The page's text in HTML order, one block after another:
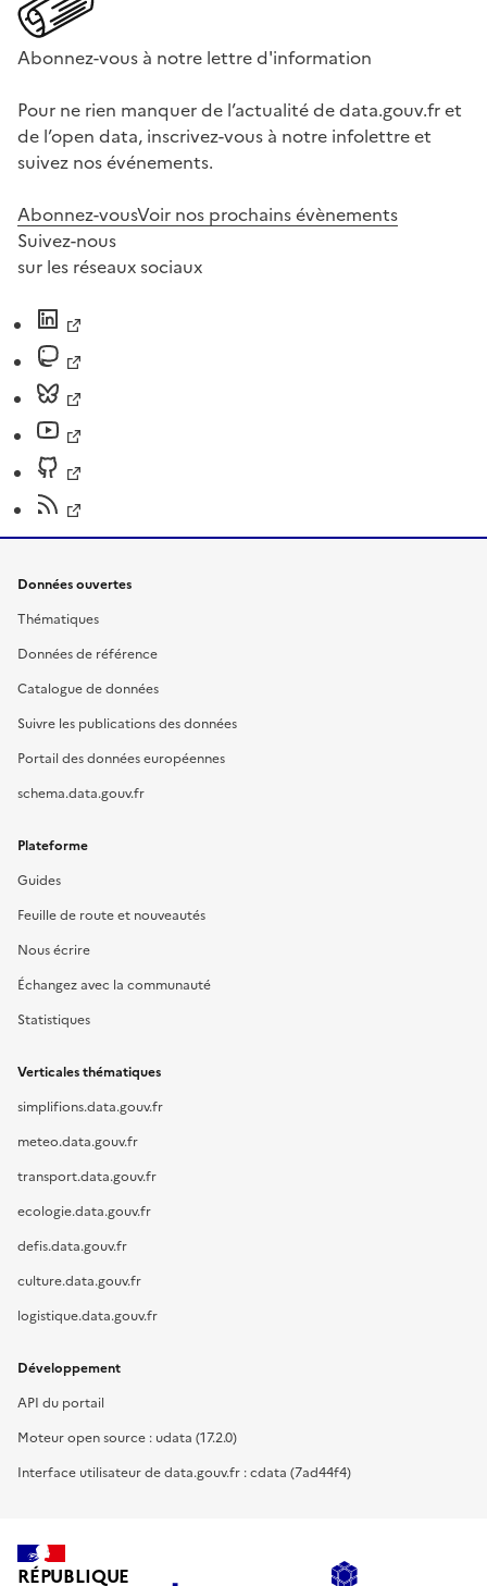
Abonnez-vous à notre lettre d'information
Pour ne rien manquer de l’actualité de data.gouv.fr et
de l’open data, inscrivez-vous à notre infolettre et
suivez nos événements.
Abonnez-vousVoir nos prochains évènements
Suivez-nous
sur les réseaux sociaux
Données ouvertes
Thématiques
Données de référence
Catalogue de données
Suivre les publications des données
Portail des données européennes
schema.data.gouv.fr
Plateforme
Guides
Feuille de route et nouveautés
Nous écrire
Échangez avec la communauté
Statistiques
Verticales thématiques
simplifions.data.gouv.fr
meteo.data.gouv.fr
transport.data.gouv.fr
ecologie.data.gouv.fr
defis.data.gouv.fr
culture.data.gouv.fr
logistique.data.gouv.fr
Développement
API du portail
Moteur open source : udata (17.2.0)
Interface utilisateur de data.gouv.fr : cdata (7ad44f4)
RÉPUBLIQUE